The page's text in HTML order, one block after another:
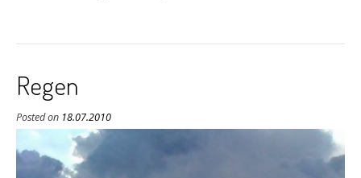
Regen
Posted on 18.07.2010